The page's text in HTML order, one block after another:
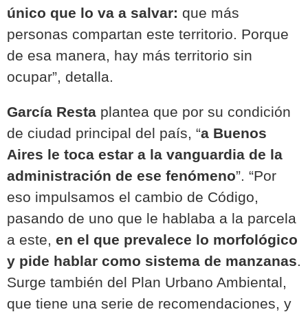
único que lo va a salvar: que más
personas compartan este territorio. Porque
de esa manera, hay más territorio sin
ocupar”, detalla.
García Resta plantea que por su condición
de ciudad principal del país, “a Buenos
Aires le toca estar a la vanguardia de la
administración de ese fenómeno”. “Por
eso impulsamos el cambio de Código,
pasando de uno que le hablaba a la parcela
a este, en el que prevalece lo morfológico
y pide hablar como sistema de manzanas
Surge también del Plan Urbano Ambiental,
que tiene una serie de recomendaciones, y